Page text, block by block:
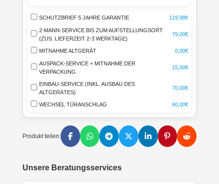
SCHUTZBRIEF 5 JAHRE GARANTIE 119,98€
2-MANN-SERVICE BIS ZUM AUFSTELLUNGSORT
(ZUS. LIEFERZEIT 2-3 WERKTAGE)
79,00€
MITNAHME ALTGERÄT 0,00€
AUSPACK-SERVICE + MITNAHME DER
VERPACKUNG
15,00€
EINBAU-SERVICE (INKL. AUSBAU DES
ALTGERÄTES)
70,00€
WECHSEL TÜRANSCHLAG 60,00€
Produkt teilen:
Unsere Beratungsservices